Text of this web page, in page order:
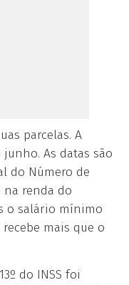
parcelas. A
As datas são
do Número de
na renda do
o salário mínimo
mais que o
do INSS foi